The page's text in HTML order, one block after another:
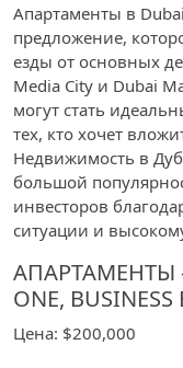
Апартаменты в
предложение,
езды от основных
Media City и Dubai
могут стать
тех, кто хочет
Недвижимость в
большой
инвесторов
ситуации и
АПАРТАМЕНТЫ
ONE, BUSINESS
Цена: $200,000